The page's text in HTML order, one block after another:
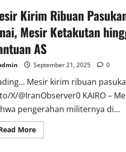
Kirim Ribuan
Mesir Ketakutan
AS
September 21, 2025 0
Mesir kirim ribuan
X/@IranObserver0 KAIRO –
pengerahan militernya di...
MoreRead
more